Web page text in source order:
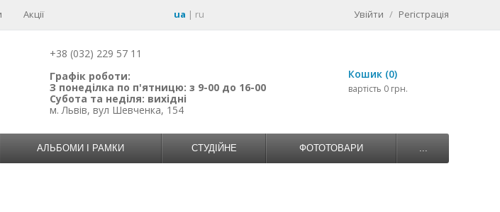
Акції ua | ru Увійти / Регістрація
+38 (032) 229 57 11
Графік роботи:
З понеділка по п'ятницю: з 9-00 до 16-00
Субота та неділя: вихідні
м. Львів, вул Шевченка, 154
Кошик (0)
вартість 0 грн.
АЛЬБОМИ І РАМКИ СТУДІЙНЕ ФОТОТОВАРИ ...